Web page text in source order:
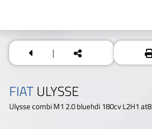
|
FIAT ULYSSE
Ulysse combi M1 2.0 bluehdi 180cv L2H1 at8